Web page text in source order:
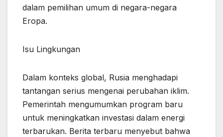
dalam pemilihan umum di negara-negara
Eropa.
Isu Lingkungan
Dalam konteks global, Rusia menghadapi
tantangan serius mengenai perubahan iklim.
Pemerintah mengumumkan program baru
untuk meningkatkan investasi dalam energi
terbarukan. Berita terbaru menyebut bahwa